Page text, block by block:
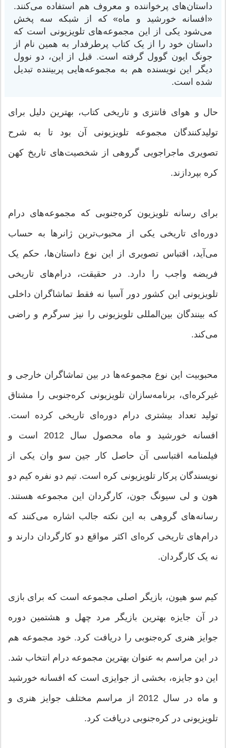
داستان‌های پرخواننده و معروف هم استفاده می‌کنند.
«افسانه خورشید و ماه» که از شبکه سه پخش
می‌شود یکی از این مجموعه‌های تلویزیونی است که
داستان خود را از یک کتاب پرطرفدار به همین نام از
جونگ ایون گوول گرفته است. قبل از این، دو نوول
دیگر این نویسنده هم به مجموعه‌هایی پربیننده تبدیل
شده است.
حال و هوای فانتزی و تاریخی کتاب، بهترین دلیل برای
تولید‌کنندگان مجموعه تلویزیونی آن بود تا به شرح
تصویری ماجراجویی گروهی از شخصیت‌های تاریخ کهن
کره بپردازند.
برای رسانه تلویزیون کره‌جنوبی که مجموعه‌های درام
دوره‌ای تاریخی یکی از محبوب‌ترین ژانرها به حساب
می‌آید، اقتباس تصویری از این نوع داستان‌ها، حکم یک
فریضه واجب را دارد. در حقیقت، درام‌های تاریخی
تلویزیونی این کشور دور آسیا نه فقط تماشاگران داخلی
که بینندگان بین‌المللی تلویزیونی را نیز سرگرم و راضی
می‌کند.
محبوبیت این نوع مجموعه‌ها در بین تماشاگران خارجی و
غیرکره‌ای، برنامه‌سازان تلویزیونی کره‌جنوبی را مشتاق
تولید تعداد بیشتری درام دوره‌ای تاریخی کرده است.
افسانه خورشید و ماه محصول سال 2012 است و
فیلمنامه اقتباسی آن حاصل کار جین سو وان یکی از
نویسندگان پرکار تلویزیونی کره است. تیم دو نفره کیم دو
هون و لی سیونگ جون، کارگردان این مجموعه هستند.
رسانه‌های گروهی به این نکته جالب اشاره می‌کنند که
درام‌های تاریخی کره‌ای اکثر مواقع دو کارگردان دارند و
نه یک کارگردان.
کیم سو هیون، بازیگر اصلی مجموعه است که برای بازی
در آن جایزه بهترین بازیگر مرد چهل و هشتمین دوره
جوایز هنری کره‌جنوبی را دریافت کرد. خود مجموعه هم
در این مراسم به عنوان بهترین مجموعه درام انتخاب شد.
این دو جایزه، بخشی از جوایزی است که افسانه خورشید
و ماه در سال 2012 از مراسم‌ مختلف جوایز هنری و
تلویزیونی در کره‌جنوبی دریافت کرد.